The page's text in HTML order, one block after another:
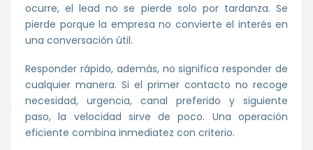
ocurre, el lead no se pierde solo por tardanza. Se
pierde porque la empresa no convierte el interés en
una conversación útil.
Responder rápido, además, no significa responder de
cualquier manera. Si el primer contacto no recoge
necesidad, urgencia, canal preferido y siguiente
paso, la velocidad sirve de poco. Una operación
eficiente combina inmediatez con criterio.